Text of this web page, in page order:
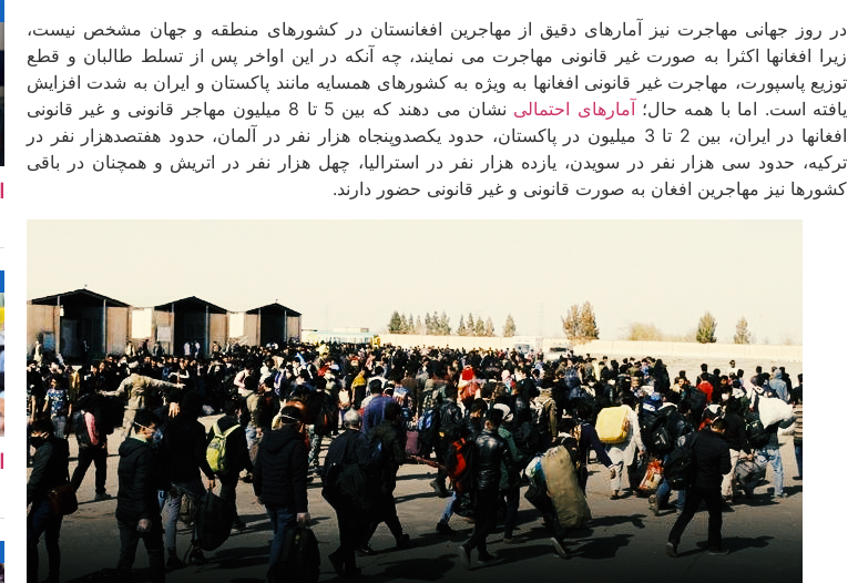
در روز جهانی مهاجرت نیز آمارهای دقیق از مهاجرین افغانستان در کشورهای منطقه و جهان مشخص نیست،
زیرا افغان­ها اکثرا به صورت غیر قانونی مهاجرت می ­نمایند، چه آنکه در این اواخر پس از تسلط طالبان و قطع
توزیع پاسپورت، مهاجرت غیر قانونی افغان­ها به ویژه به کشورهای همسایه مانند پاکستان و ایران به شدت افزایش
یافته است. اما با همه حال؛ آمارهای احتمالی
نشان می­ دهند که بین 5 تا 8 میلیون مهاجر قانونی و غیر قانونی
افغان­ها در ایران، بین 2 تا 3 میلیون در پاکستان، حدود یکصدوپنجاه هزار نفر در آلمان، حدود هفتصدهزار نفر در
ترکیه، حدود سی هزار نفر در سویدن، یازده هزار نفر در استرالیا، چهل هزار نفر در اتریش و همچنان در باقی
کشورها نیز مهاجرین افغان به صورت قانونی و غیر قانونی حضور دارند.